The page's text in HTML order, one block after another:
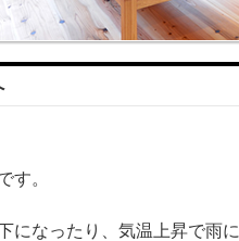
す。
になったり、気温上昇で雨